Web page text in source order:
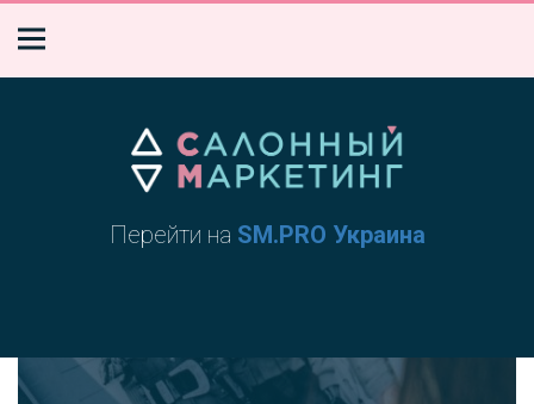
Перейти на SM.PRO Украина